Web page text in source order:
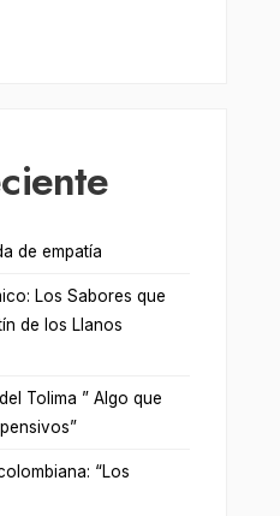
de empatía
Los Sabores que
de los Llanos
Tolima ” Algo que
“Los